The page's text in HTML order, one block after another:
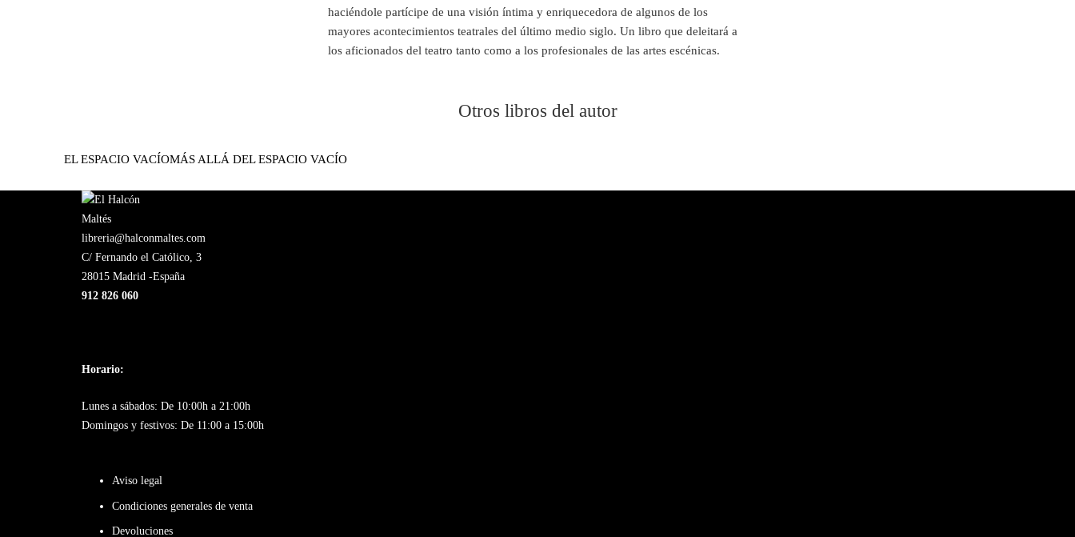
haciéndole partícipe de una visión íntima y enriquecedora de algunos de los
mayores acontecimientos teatrales del último medio siglo. Un libro que deleitará a
los aficionados del teatro tanto como a los profesionales de las artes escénicas.
Otros libros del autor
EL ESPACIO VACÍOMÁS ALLÁ DEL ESPACIO VACÍO
libreria@halconmaltes.com
C/ Fernando el Católico, 3
28015 Madrid -España
912 826 060
Horario:
Lunes a sábados: De 10:00h a 21:00h
Domingos y festivos: De 11:00 a 15:00h
Aviso legal
Condiciones generales de venta
Devoluciones